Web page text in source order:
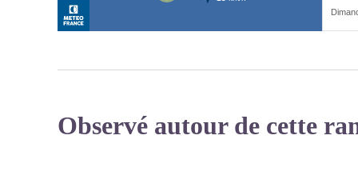
Observé autour de cette